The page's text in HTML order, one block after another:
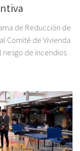
de Reducción de
Comité de Vivienda
riesgo de incendios